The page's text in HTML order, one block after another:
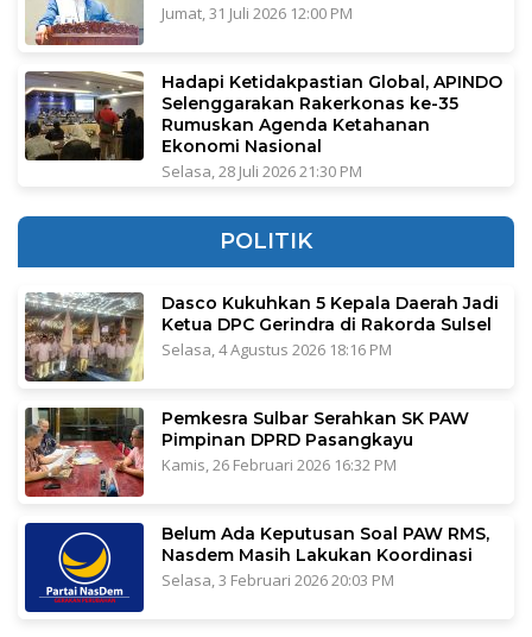
Jumat, 31 Juli 2026 12:00 PM
Hadapi Ketidakpastian Global, APINDO
Selenggarakan Rakerkonas ke-35
Rumuskan Agenda Ketahanan
Ekonomi Nasional
Selasa, 28 Juli 2026 21:30 PM
POLITIK
Dasco Kukuhkan 5 Kepala Daerah Jadi
Ketua DPC Gerindra di Rakorda Sulsel
Selasa, 4 Agustus 2026 18:16 PM
Pemkesra Sulbar Serahkan SK PAW
Pimpinan DPRD Pasangkayu
Kamis, 26 Februari 2026 16:32 PM
Belum Ada Keputusan Soal PAW RMS,
Nasdem Masih Lakukan Koordinasi
Selasa, 3 Februari 2026 20:03 PM